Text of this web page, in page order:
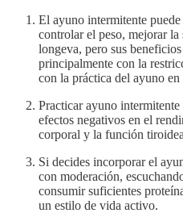
El ayuno intermitente
controlar el peso, mejorar
longeva, pero sus
principalmente con la
con la práctica del ayuno en
Practicar ayuno
efectos negativos en el
corporal y la función
Si decides incorporar el
con moderación,
consumir suficientes
un estilo de vida activo.